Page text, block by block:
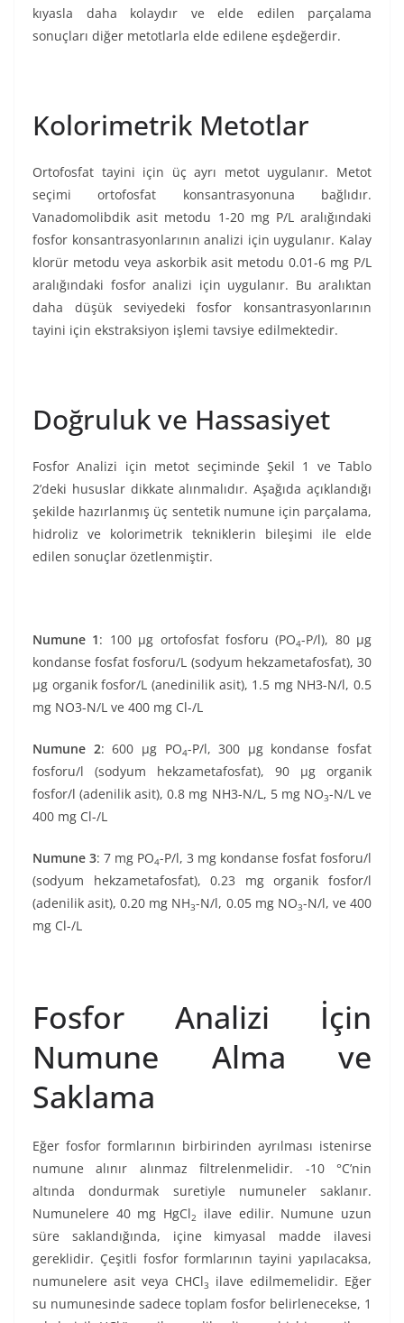
kıyasla daha kolaydır ve elde edilen parçalama
sonuçları diğer metotlarla elde edilene eşdeğerdir.
Kolorimetrik Metotlar
Ortofosfat tayini için üç ayrı metot uygulanır. Metot
seçimi ortofosfat konsantrasyonuna bağlıdır.
Vanadomolibdik asit metodu 1-20 mg P/L aralığındaki
fosfor konsantrasyonlarının analizi için uygulanır. Kalay
klorür metodu veya askorbik asit metodu 0.01-6 mg P/L
aralığındaki fosfor analizi için uygulanır. Bu aralıktan
daha düşük seviyedeki fosfor konsantrasyonlarının
tayini için ekstraksiyon işlemi tavsiye edilmektedir.
Doğruluk ve Hassasiyet
Fosfor Analizi için metot seçiminde Şekil 1 ve Tablo
2’deki hususlar dikkate alınmalıdır. Aşağıda açıklandığı
şekilde hazırlanmış üç sentetik numune için parçalama,
hidroliz ve kolorimetrik tekniklerin bileşimi ile elde
edilen sonuçlar özetlenmiştir.
Numune 1: 100 µg ortofosfat fosforu (PO4-P/l), 80 µg
kondanse fosfat fosforu/L (sodyum hekzametafosfat), 30
µg organik fosfor/L (anedinilik asit), 1.5 mg NH3-N/l, 0.5
mg NO3-N/L ve 400 mg Cl-/L
Numune 2: 600 µg PO4-P/l, 300 µg kondanse fosfat
fosforu/l (sodyum hekzametafosfat), 90 µg organik
fosfor/l (adenilik asit), 0.8 mg NH3-N/L, 5 mg NO3-N/L ve
400 mg Cl-/L
Numune 3: 7 mg PO4-P/l, 3 mg kondanse fosfat fosforu/l
(sodyum hekzametafosfat), 0.23 mg organik fosfor/l
(adenilik asit), 0.20 mg NH3-N/l, 0.05 mg NO3-N/l, ve 400
mg Cl-/L
Fosfor Analizi İçin
Numune Alma ve
Saklama
Eğer fosfor formlarının birbirinden ayrılması istenirse
numune alınır alınmaz filtrelenmelidir. -10 °C’nin
altında dondurmak suretiyle numuneler saklanır.
Numunelere 40 mg HgCl2
ilave edilir. Numune uzun
süre saklandığında, içine kimyasal madde ilavesi
gereklidir. Çeşitli fosfor formlarının tayini yapılacaksa,
numunelere asit veya CHCl3
ilave edilmemelidir. Eğer
su numunesinde sadece toplam fosfor belirlenecekse, 1